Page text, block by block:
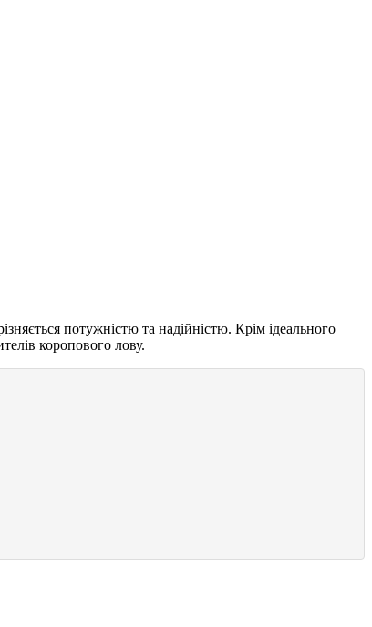
потужністю та надійністю. Крім ідеального
коропового лову.